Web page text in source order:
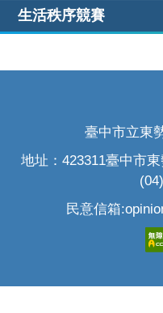
生活秩序競賽
臺中市立東
地址：423311臺中市
民意信箱